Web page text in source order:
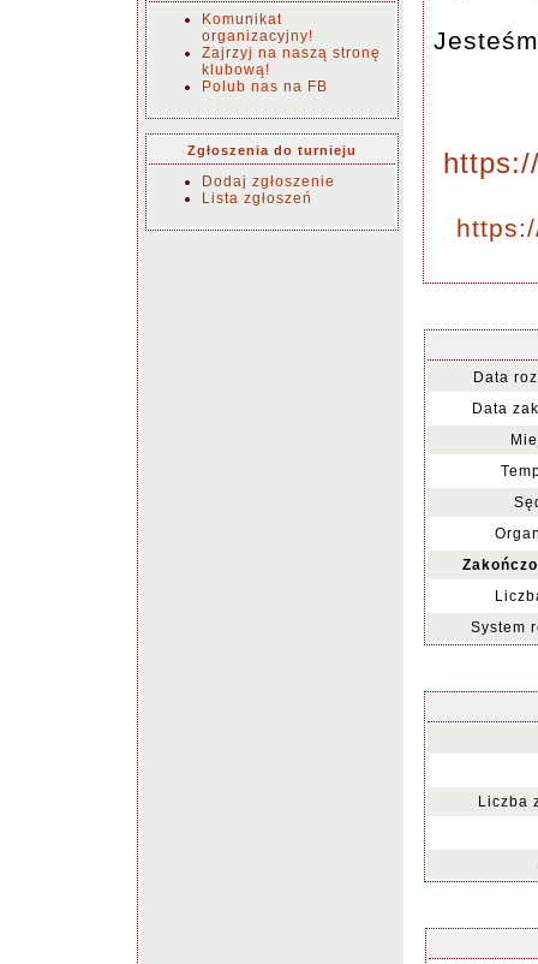
Komunikat
organizacyjny!
Zajrzyj na naszą stronę
klubową!
Polub nas na FB
Zgłoszenia do turnieju
Dodaj zgłoszenie
Lista zgłoszeń
Data
Data
System
Liczba